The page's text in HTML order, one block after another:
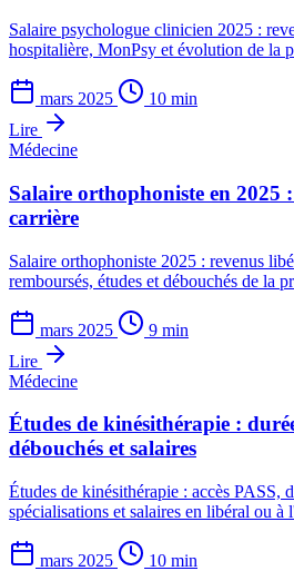
Salaire psychologue clinicien 2025 :
hospitalière, MonPsy et évolution de la
mars 2025
10 min
Lire
Médecine
Salaire orthophoniste en 2025
carrière
Salaire orthophoniste 2025 : revenus
remboursés, études et débouchés de la
mars 2025
9 min
Lire
Médecine
Études de kinésithérapie :
débouchés et salaires
Études de kinésithérapie : accès PASS,
spécialisations et salaires en libéral ou à
mars 2025
10 min